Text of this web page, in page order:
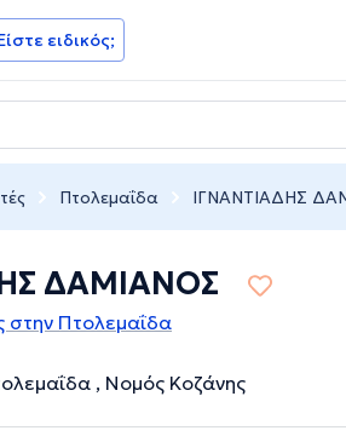
ειδικός;
Πτολεμαΐδα ΙΓΝΑΝΤΙΑΔΗΣ
ΔΑΜΙΑΝΟΣ
στην Πτολεμαΐδα
, Νομός Κοζάνης